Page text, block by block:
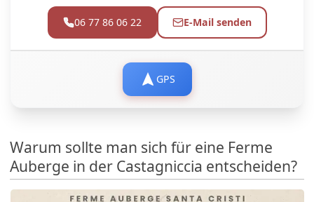
06 77 86 06 22 E-Mail senden
GPS
Warum sollte man sich für eine Ferme
Auberge in der Castagniccia entscheiden?